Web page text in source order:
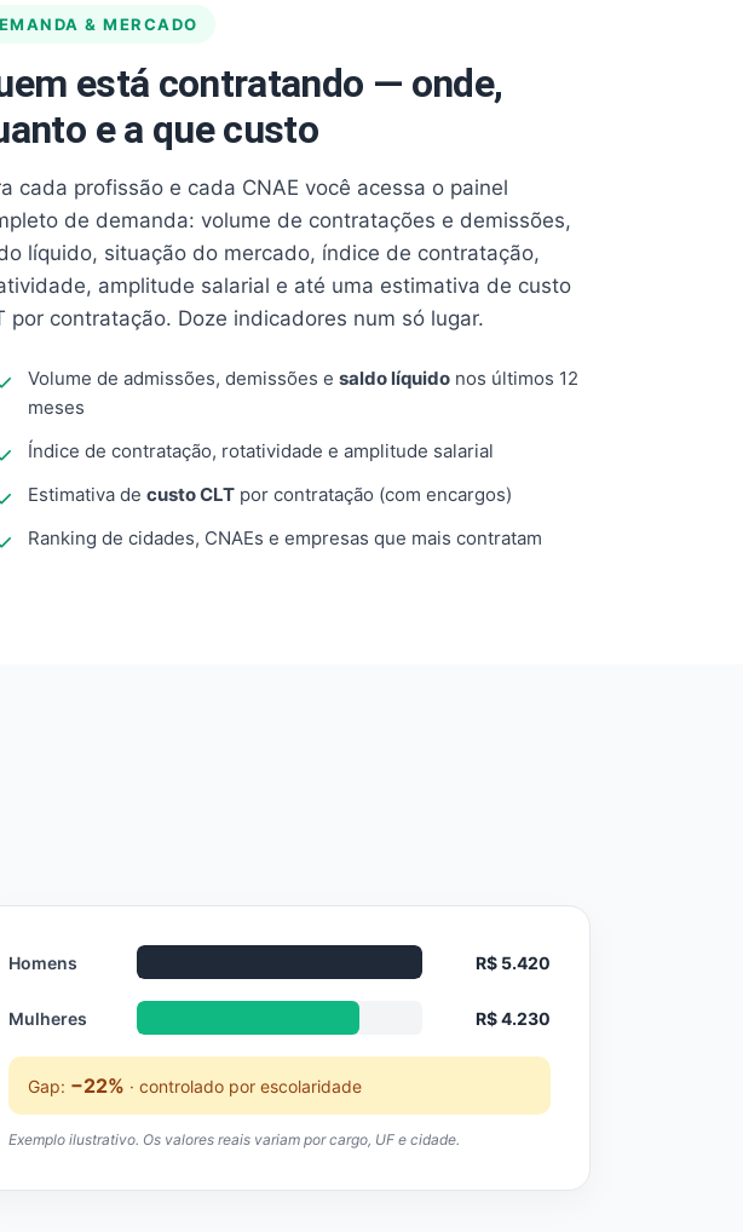
& MERCADO
está contratando — onde,
e a que custo
cada profissão e cada CNAE você acessa o painel
de demanda: volume de contratações e demissões,
líquido, situação do mercado, índice de contratação,
amplitude salarial e até uma estimativa de custo
por contratação. Doze indicadores num só lugar.
Volume de admissões, demissões e saldo líquido nos últimos 12
meses
Índice de contratação, rotatividade e amplitude salarial
Estimativa de custo CLT por contratação (com encargos)
Ranking de cidades, CNAEs e empresas que mais contratam
Homens R$ 5.420
Mulheres R$ 4.230
Gap: −22% · controlado por escolaridade
Exemplo ilustrativo. Os valores reais variam por cargo, UF e cidade.